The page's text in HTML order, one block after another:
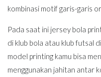
kombinasi motif garis-garis
Pada saat ini jersey bola
di klub bola atau klub futsal
model printing kamu bisa
menggunakan jahitan antar